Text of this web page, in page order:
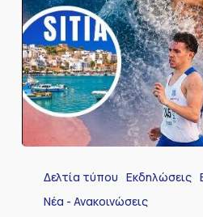
2026Δελτία τύπου Εκδηλώσεις
Νέα - Ανακοινώσεις